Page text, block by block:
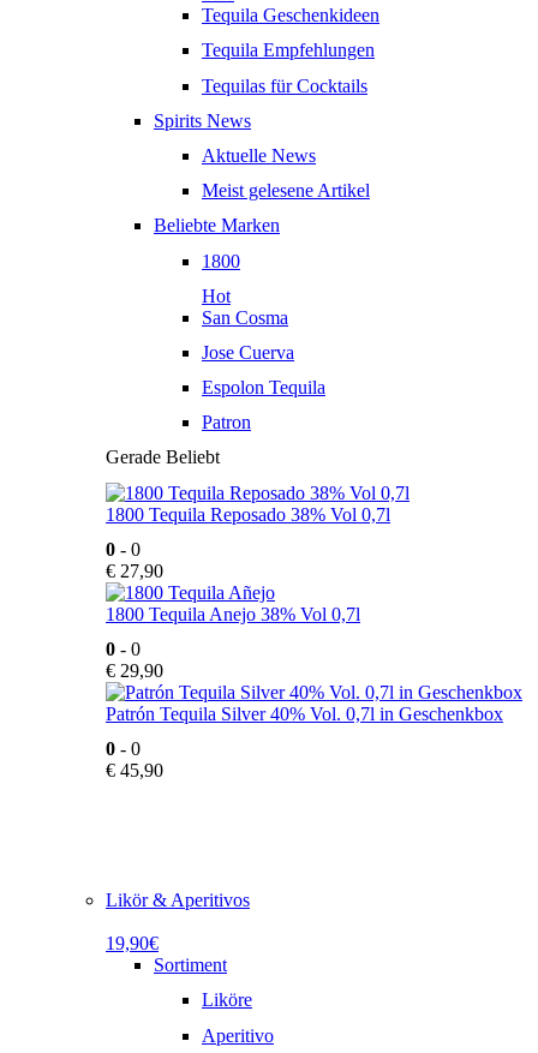
Tequila Geschenkideen
Tequila Empfehlungen
Tequilas für Cocktails
Spirits News
Aktuelle News
Meist gelesene Artikel
Beliebte Marken
1800
Hot
San Cosma
Jose Cuerva
Espolon Tequila
Patron
Gerade Beliebt
1800 Tequila Reposado 38% Vol 0,7l
0 - 0
€ 27,90
1800 Tequila Anejo 38% Vol 0,7l
0 - 0
€ 29,90
Patrón Tequila Silver 40% Vol. 0,7l in Geschenkbox
0 - 0
€ 45,90
Likör & Aperitivos
19,90€
Sortiment
Liköre
Aperitivo